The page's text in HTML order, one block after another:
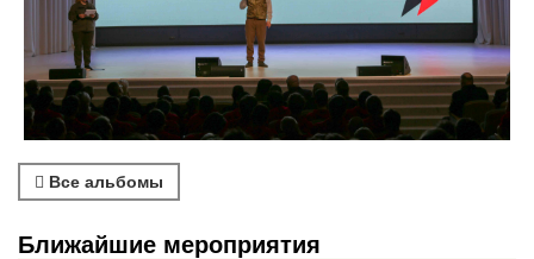
Все альбомы
Ближайшие мероприятия